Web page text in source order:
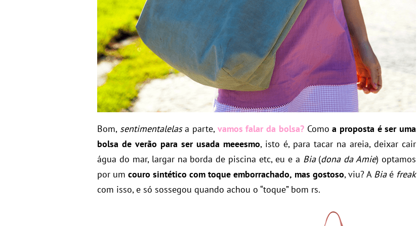
Bom, sentimentalelasa parte, vamos falar da bolsa?Comoa proposta é ser uma
bolsa de verão para ser usada meeesmo, isto é, para tacar na areia, deixar cair
água do mar, largar na borda de piscina etc, eu e a Bia(dona da Amie) optamos
por umcouro sintético com toque emborrachado, mas gostoso, viu? A Biaé freak
com isso, e só sossegou quando achou o “toque” bom rs.